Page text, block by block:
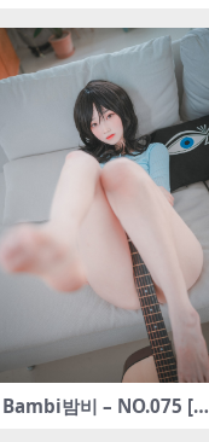
1P-474MB]
Bambi밤비 – NO.075 [DJ